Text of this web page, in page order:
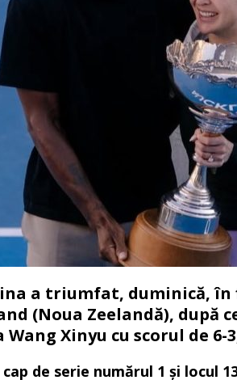
a triumfat, duminică, în
(Noua Zeelandă), după
Xinyu cu scorul de 6-
de serie numărul 1 și locul